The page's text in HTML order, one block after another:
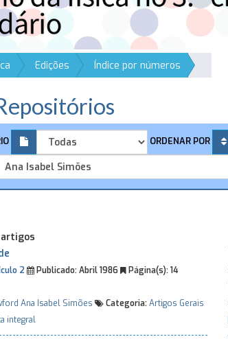
Edições Índice por números
ORDENAR POR
2 Publicado:Abril 1986 Página(s):14
Ana Isabel Simões Categoria:Artigos Gerais
integral